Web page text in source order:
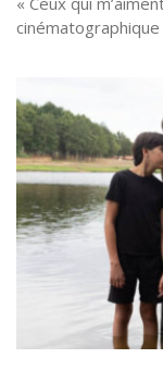
cinématographique